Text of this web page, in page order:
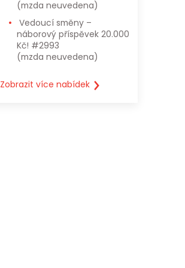
(mzda neuvedena)
náborový příspěvek 20.000
Kč! #2993
(mzda neuvedena)
Zobrazit více nabídek